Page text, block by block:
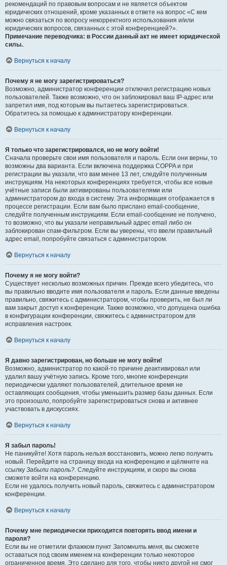
рекомендаций по правовым вопросам и не является объектом
юридических отношений, кроме указанных в ответе на вопрос «С кем
можно связаться по вопросу некорректного использования и/или
юридических вопросов, связанных с этой конференцией?».
Примечание переводчика: в России данный акт не имеет юридической
силы..
Вернуться к началу
Почему я не могу зарегистрироваться?
Возможно, администратор конференции отключил регистрацию новых
пользователей. Также возможно, что он заблокировал ваш IP-адрес или
запретил имя, под которым вы пытаетесь зарегистрироваться.
Обратитесь за помощью к администратору конференции.
Вернуться к началу
Я только что зарегистрировался, но не могу войти!
Сначала проверьте свои имя пользователя и пароль. Если они верны, то
возможны два варианта. Если включена поддержка COPPA и при
регистрации вы указали, что вам менее 13 лет, следуйте полученным
инструкциям. На некоторых конференциях требуется, чтобы все новые
учётные записи были активированы пользователями или
администратором до входа в систему. Эта информация отображается в
процессе регистрации. Если вам было прислано email-сообщение,
следуйте полученным инструкциям. Если email-сообщение не получено,
то возможно, что вы указали неправильный адрес email либо он
заблокирован спам-фильтром. Если вы уверены, что ввели правильный
адрес email, попробуйте связаться с администратором.
Вернуться к началу
Почему я не могу войти?
Существует несколько возможных причин. Прежде всего убедитесь, что
вы правильно вводите имя пользователя и пароль. Если данные введены
правильно, свяжитесь с администратором, чтобы проверить, не был ли
вам закрыт доступ к конференции. Также возможно, что допущена ошибка
в конфигурации конференции, свяжитесь с администратором для
исправления настроек.
Вернуться к началу
Я давно зарегистрирован, но больше не могу войти!
Возможно, администратор по какой-то причине деактивировал или
удалил вашу учётную запись. Кроме того, многие конференции
периодически удаляют пользователей, длительное время не
оставляющих сообщения, чтобы уменьшить размер базы данных. Если
это произошло, попробуйте зарегистрироваться снова и активнее
участвовать в дискуссиях.
Вернуться к началу
Я забыл пароль!
Не паникуйте! Хотя пароль нельзя восстановить, можно легко получить
новый. Перейдите на страницу входа на конференцию и щёлкните на
ссылку Забыли пароль?. Следуйте инструкциям, и скоро вы снова
сможете войти на конференцию.
Если не удалось получить новый пароль, свяжитесь с администратором
конференции.
Вернуться к началу
Почему мне периодически приходится повторять ввод имени и
пароля?
Если вы не отметили флажком пункт Запомнить меня, вы сможете
оставаться под своим именем на конференции только некоторое
ограниченное время. Это сделано для того, чтобы никто другой не смог